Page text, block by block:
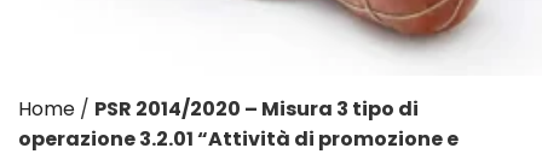
Home / PSR 2014/2020 – Misura 3 tipo di
operazione 3.2.01 “Attività di promozione e